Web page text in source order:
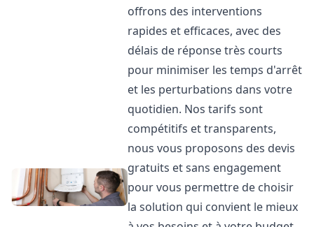
offrons des interventions
rapides et efficaces, avec des
délais de réponse très courts
pour minimiser les temps d'arrêt
et les perturbations dans votre
quotidien. Nos tarifs sont
compétitifs et transparents,
nous vous proposons des devis
gratuits et sans engagement
pour vous permettre de choisir
la solution qui convient le mieux